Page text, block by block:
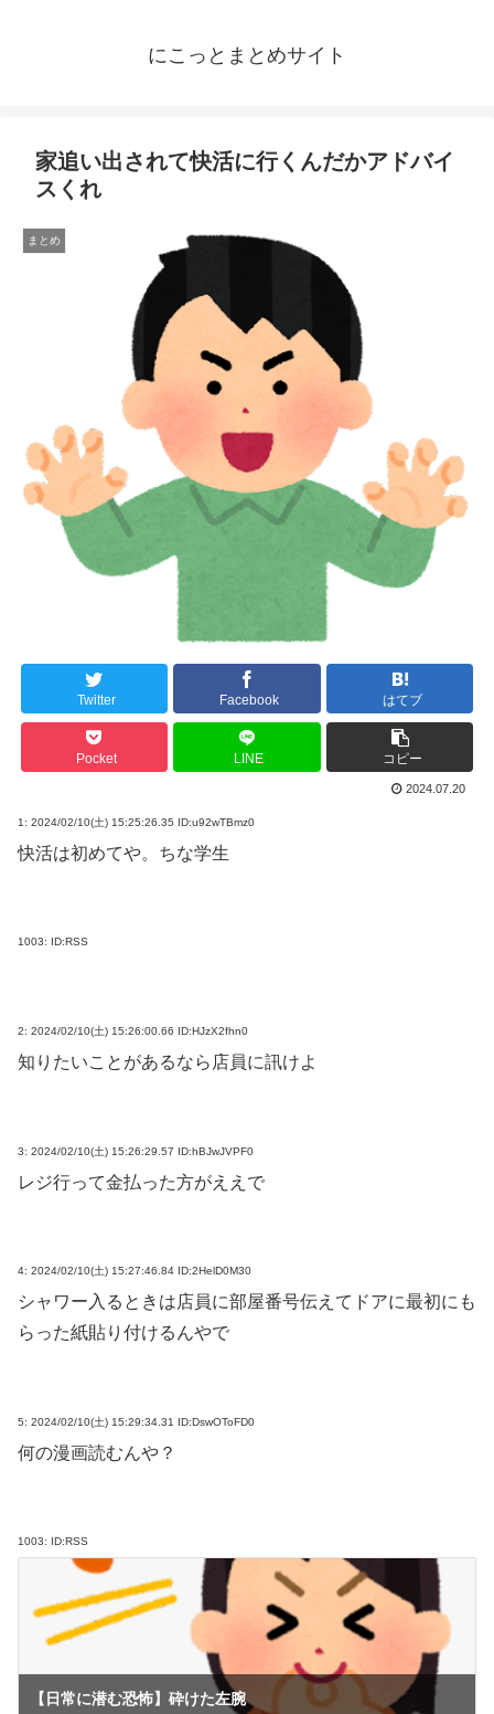
にこっとまとめサイト
家追い出されて快活に行くんだかアドバイ
スくれ
まとめ
Twitter Facebook はてブ
Pocket LINE コピー
2024.07.20
1: 2024/02/10(土) 15:25:26.35 ID:u92wTBmz0
快活は初めてや。ちな学生
1003: ID:RSS
2: 2024/02/10(土) 15:26:00.66 ID:HJzX2fhn0
知りたいことがあるなら店員に訊けよ
3: 2024/02/10(土) 15:26:29.57 ID:hBJwJVPF0
レジ行って金払った方がええで
4: 2024/02/10(土) 15:27:46.84 ID:2HelD0M30
シャワー入るときは店員に部屋番号伝えてドアに最初にも
らった紙貼り付けるんやで
5: 2024/02/10(土) 15:29:34.31 ID:DswOToFD0
何の漫画読むんや？
1003: ID:RSS
【日常に潜む恐怖】砕けた左腕